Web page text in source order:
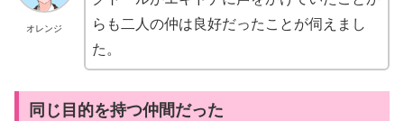
オレンジ
らも二人の仲は良好だったことが伺えまし
た。
同じ目的を持つ仲間だった